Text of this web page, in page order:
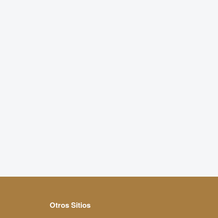
Otros Sitios